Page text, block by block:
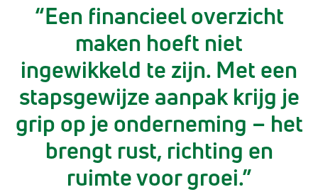
Een financieel overzicht
maken hoeft niet
ingewikkeld te zijn. Met een
stapsgewijze aanpak krijg je
grip op je onderneming – het
brengt rust, richting en
ruimte voor groei.